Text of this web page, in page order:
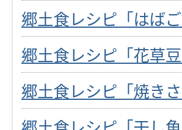
郷土食レシピ「はばご
郷土食レシピ「花草豆
郷土食レシピ「焼き